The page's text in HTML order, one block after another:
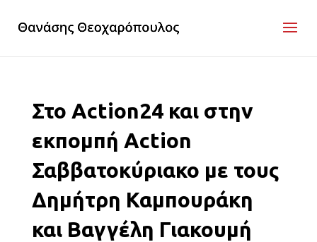
Στο Action24 και στην
εκπομπή Action
Σαββατοκύριακο με τους
Δημήτρη Καμπουράκη
και Βαγγέλη Γιακουμή